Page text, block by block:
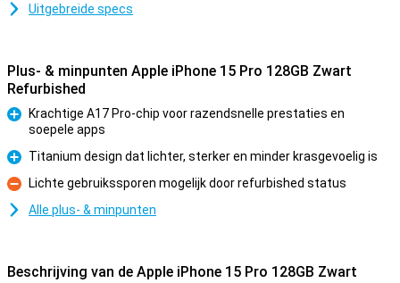
Uitgebreide specs
Plus- & minpunten Apple iPhone 15 Pro 128GB Zwart
Refurbished
Pluspunt
Krachtige A17 Pro-chip voor razendsnelle prestaties en
soepele apps
Pluspunt
Titanium design dat lichter, sterker en minder krasgevoelig is
Minpunt
Lichte gebruikssporen mogelijk door refurbished status
Alle plus- & minpunten
Beschrijving van de Apple iPhone 15 Pro 128GB Zwart